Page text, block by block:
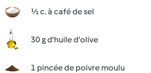
½ c. à café de sel
30 g d'huile d'olive
1 pincée de poivre moulu